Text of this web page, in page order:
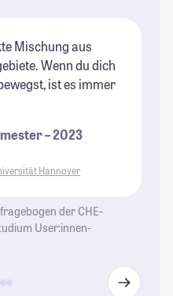
Mischung aus
Wenn du dich
ist es immer
– 2023
Hannover
der CHE-
User:innen-